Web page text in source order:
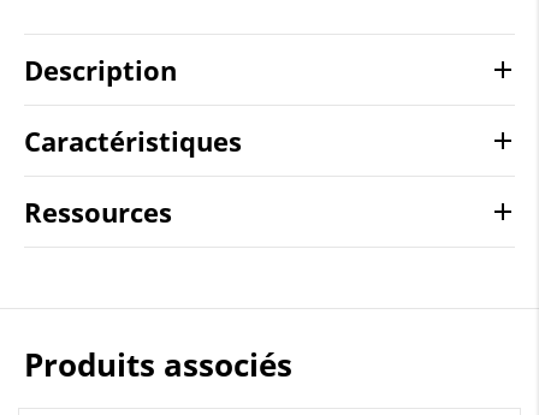
Description
Caractéristiques
Ressources
Produits associés